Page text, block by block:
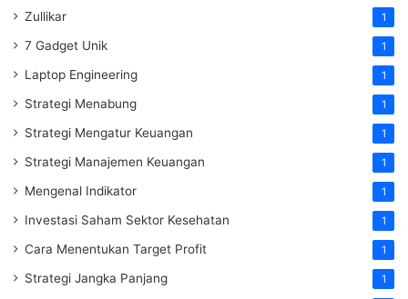
Zullikar 1
7 Gadget Unik 1
Laptop Engineering 1
Strategi Menabung 1
Strategi Mengatur Keuangan 1
Strategi Manajemen Keuangan 1
Mengenal Indikator 1
Investasi Saham Sektor Kesehatan 1
Cara Menentukan Target Profit 1
Strategi Jangka Panjang 1